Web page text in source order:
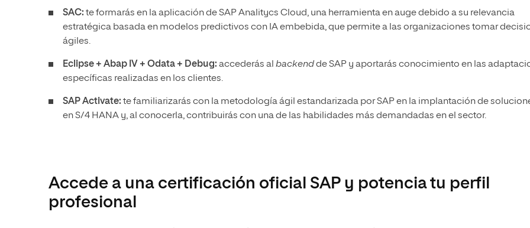
SAC: te formarás en la aplicación de SAP Analitycs Cloud, una herramienta en auge debido a su relevancia
estratégica basada en modelos predictivos con IA embebida, que permite a las organizaciones tomar
ágiles.
Eclipse + Abap IV + Odata + Debug: accederás al backendde SAP y aportarás conocimiento en las
específicas realizadas en los clientes.
SAP Activate: te familiarizarás con la metodología ágil estandarizada por SAP en la implantación de
en S/4 HANA y, al conocerla, contribuirás con una de las habilidades más demandadas en el sector.
Accede a una certificación oficial SAP y potencia tu perfil
profesional